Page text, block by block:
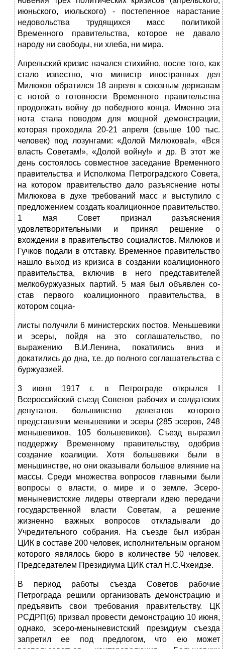
июньско­го, июльского) - постепенное нарастание
недовольства тру­дящихся масс политикой
Временного правительства, которое не давало
народу ни свободы, ни хлеба, ни мира.
Апрельский кризис начался стихийно, после того, как
стало известно, что министр иностранных дел
Милюков обратился 18 апреля к союзным державам
с нотой о готовности Времен­ного правительства
продолжать войну до победного конца. Имен­но эта
нота стала поводом для мощной демонстрации,
которая проходила 20-21 апреля (свыше 100 тыс.
человек) под лозунга­ми: «Долой Милюкова!», «Вся
власть Советам!», «Долой вой­ну!» и др. В этот же
день состоялось совместное заседание Вре­менного
правительства и Исполкома Петроградского Совета,
на котором правительство дало разъяснение ноты
Милюкова в духе требований масс и выступило с
предложением создать коалиционное правительство.
1 мая Совет признал разъясне­ния
удовлетворительными и принял решение о
вхождении в правительство социалистов. Милюков и
Гучков подали в от­ставку. Временное правительство
нашло выход из кризиса в создании коалиционного
правительства, включив в него пред­ставителей
мелкобуржуазных партий. 5 мая был объявлен со­
став первого коалиционного правительства, в
котором социа-
листы получили 6 министерских постов. Меньшевики
и эсеры, пойдя на это соглашательство, по
выражению В.И.Ленина, покатились вниз и
докатились до дна, т.е. до полного соглаша­тельства с
буржуазией.
3 июня 1917 г. в Петрограде открылся I
Всероссийский съезд Советов рабочих и солдатских
депутатов, большинство делега­тов которого
представляли меньшевики и эсеры (285 эсеров, 248
меньшевиков, 105 большевиков). Съезд выразил
поддержку Временному правительству, одобрив
создание коалиции. Хотя большевики были в
меньшинстве, но они оказывали большое влияние на
массы. Среди множества вопросов главными были
вопросы о власти, о мире и о земле. Эсеро-
меныневистские лидеры отвергали идею передачи
государственной власти Со­ветам, а решение
жизненно важных вопросов откладывали до
Учредительного собрания. На съезде был избран
ЦИК в соста­ве 200 человек, исполнительным органом
которого являлось бюро в количестве 50 человек.
Председателем Президиума ЦИК стал Н.С.Чхеидзе.
В период работы съезда Советов рабочие
Петрограда реши­ли организовать демонстрацию и
предъявить свои требования правительству. ЦК
РСДРП(б) призвал провести демонстрацию 10 июня,
однако, эсеро-меныневистский президиум съезда
зап­ретил ее под предлогом, что ею может